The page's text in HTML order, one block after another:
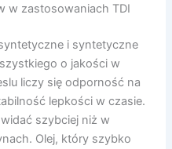
w zastosowaniach TDI
i syntetyczne
o jakości w
liczy się odporność na
lepkości w czasie.
szybciej niż w
Olej, który szybko